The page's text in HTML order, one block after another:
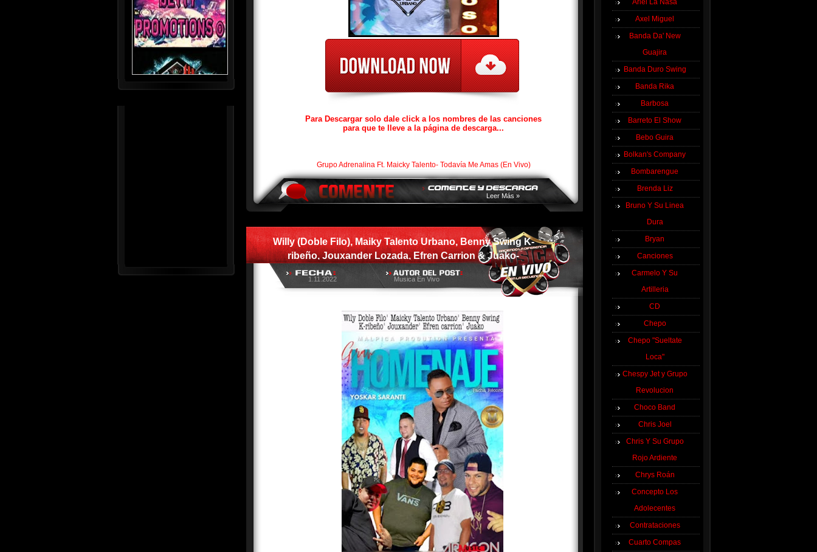
Para Descargar solo dale click a los nombres de las canciones
para que te lleve a la página de descarga...
Grupo Adrenalina Ft. Maicky Talento- Todavía Me Amas (En Vivo)
Leer Más »
Willy (Doble Filo), Maiky Talento Urbano, Benny Swing K-
ribeño, Jouxander Lozada, Efren Carrion & Juako-
Homenaje A Yoskar Sarante
1.11.2022 Musica En Vivo
Ariel La Nasa
Axel Miguel
Banda Da' New
Guajira
Banda Duro Swing
Banda Rika
Barbosa
Barreto El Show
Bebo Guira
Bolkan's Company
Bombarengue
Brenda Liz
Bruno Y Su Linea
Dura
Bryan
Canciones
Carmelo Y Su
Artilleria
CD
Chepo
Chepo "Sueltate
Loca"
Chespy Jet y Grupo
Revolucion
Choco Band
Chris Joel
Chris Y Su Grupo
Rojo Ardiente
Chrys Roán
Concepto Los
Adolecentes
Contrataciones
Cuarto Compas